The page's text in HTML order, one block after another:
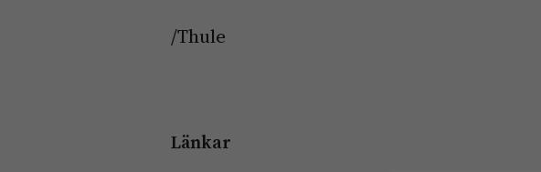
/Thule
Länkar